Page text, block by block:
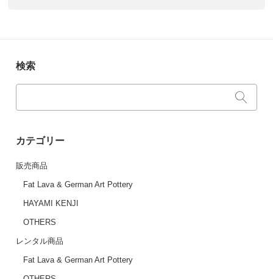
検索
カテゴリー
販売商品
Fat Lava & German Art Pottery
HAYAMI KENJI
OTHERS
レンタル商品
Fat Lava & German Art Pottery